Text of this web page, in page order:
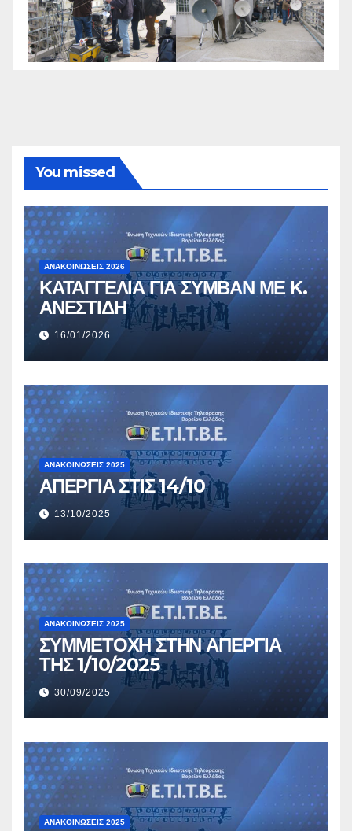
You missed
ΑΝΑΚΟΙΝΏΣΕΙΣ 2026
ΚΑΤΑΓΓΕΛΙΑ ΓΙΑ ΣΥΜΒΑΝ ΜΕ Κ.
ΑΝΕΣΤΙΔΗ
16/01/2026
ΑΝΑΚΟΙΝΏΣΕΙΣ 2025
ΑΠΕΡΓΙΑ ΣΤΙΣ 14/10
13/10/2025
ΑΝΑΚΟΙΝΏΣΕΙΣ 2025
ΣΥΜΜΕΤΟΧΗ ΣΤΗΝ ΑΠΕΡΓΙΑ
ΤΗΣ 1/10/2025
30/09/2025
ΑΝΑΚΟΙΝΏΣΕΙΣ 2025